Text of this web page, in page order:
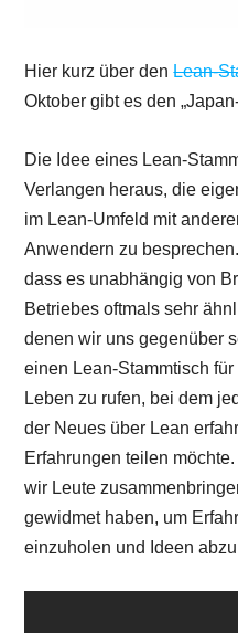
Hier kurz über denLean-
Oktober gibt es den
Die Idee eines Lean-
Verlangen heraus, die
im Lean-Umfeld mit
Anwendern zu
dass es unabhängig von
Betriebes oftmals sehr
denen wir uns gegenüber
einen Lean-Stammtisch
Leben zu rufen, bei dem
der Neues über Lean
Erfahrungen teilen
wir Leute
gewidmet haben, um
einzuholen und Ideen